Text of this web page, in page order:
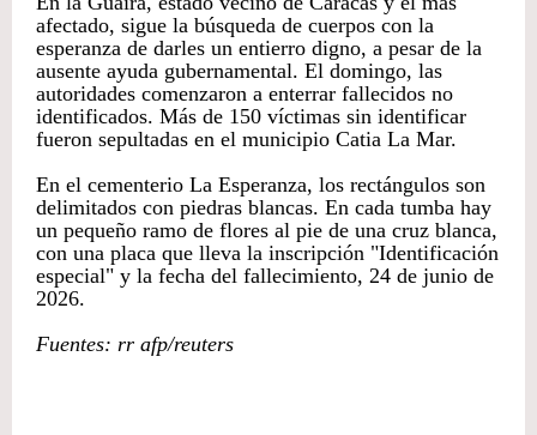
afectado, sigue la búsqueda de cuerpos con la
esperanza de darles un entierro digno, a pesar de la
ausente ayuda gubernamental. El domingo, las
autoridades comenzaron a enterrar fallecidos no
identificados. Más de 150 víctimas sin identificar
fueron sepultadas en el municipio Catia La Mar.
En el cementerio La Esperanza, los rectángulos son
delimitados con piedras blancas. En cada tumba hay
un pequeño ramo de flores al pie de una cruz blanca,
con una placa que lleva la inscripción "Identificación
especial" y la fecha del fallecimiento, 24 de junio de
2026.
Fuentes: rr afp/reuters